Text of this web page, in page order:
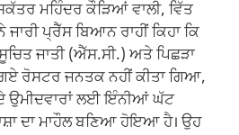
ਮਹਿੰਦਰ ਕੌੜਿਆਂ ਵਾਲੀ, ਵਿੱਤ
ਪ੍ਰੈੱਸ ਬਿਆਨ ਰਾਹੀਂ ਕਿਹਾ ਕਿ
ਜਾਤੀ (ਐੱਸ.ਸੀ.) ਅਤੇ ਪਿਛੜਾ
ਰੋਸਟਰ ਜਨਤਕ ਨਹੀਂ ਕੀਤਾ ਗਿਆ,
ਉਮੀਦਵਾਰਾਂ ਲਈ ਇੰਨੀਆਂ ਘੱਟ
ਦਾ ਮਾਹੌਲ ਬਣਿਆ ਹੋਇਆ ਹੈ। ਉਹ